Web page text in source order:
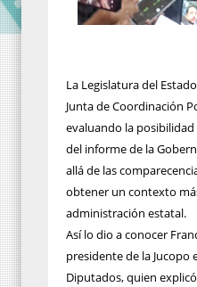
La Legislatura del
Junta de Coordinación
evaluando la
del informe de la
allá de las
obtener un contexto
administración estatal.
Así lo dio a conocer
presidente de la Jucopo
Diputados, quien